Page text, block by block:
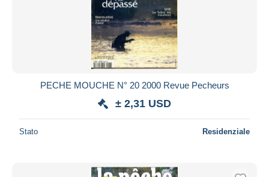
PECHE MOUCHE N° 20 2000 Revue Pecheurs
± 2,31 USD
Stato Residenziale